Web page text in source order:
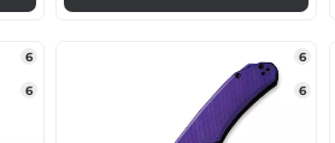
6
6
6
6